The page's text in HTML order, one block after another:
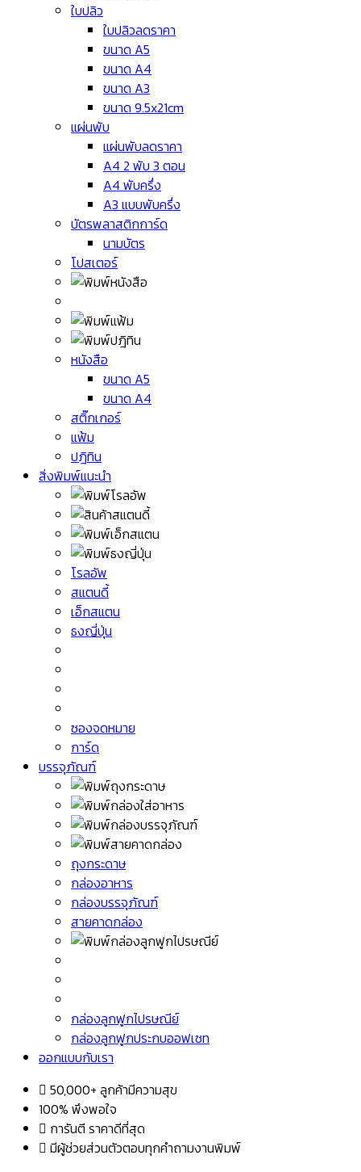
ใบปลิว
ใบปลิวลดราคา
ขนาด A5
ขนาด A4
ขนาด A3
ขนาด 9.5x21cm
แผ่นพับ
แผ่นพับลดราคา
A4 2 พับ 3 ตอน
A4 พับครึ่ง
A3 แบบพับครึ่ง
บัตรพลาสติกการ์ด
นามบัตร
โปสเตอร์
หนังสือ
ขนาด A5
ขนาด A4
สติ๊กเกอร์
แฟ้ม
ปฎิทิน
สิ่งพิมพ์แนะนำ
โรลอัพ
สแตนดี้
เอ็กสแตน
ธงญี่ปุ่น
ซองจดหมาย
การ์ด
บรรจุภัณฑ์
ถุงกระดาษ
กล่องอาหาร
กล่องบรรจุภัณฑ์
สายคาดกล่อง
กล่องลูกฟูกไปรษณีย์
กล่องลูกฟูกประกบออฟเซท
ออกแบบกับเรา
50,000+ ลูกค้ามีความสุข
100% พึงพอใจ
การันตี ราคาดีที่สุด
มีผู้ช่วยส่วนตัวตอบทุกคำถามงานพิมพ์